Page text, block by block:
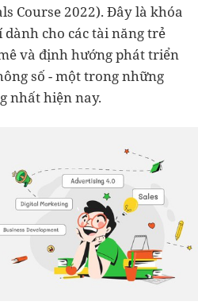
Course 2022). Đây là khóa
cho các tài năng trẻ
và định hướng phát triển
số - một trong những
nhất hiện nay.